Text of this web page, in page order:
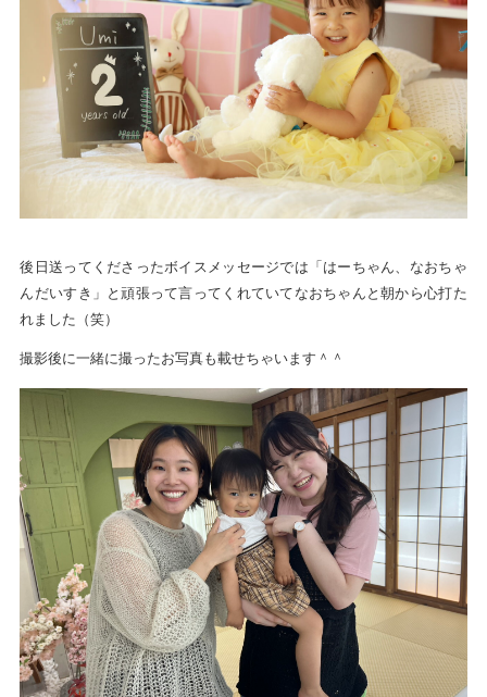
後日送ってくださったボイスメッセージでは「はーちゃん、なおちゃ
んだいすき」と頑張って言ってくれていてなおちゃんと朝から心打た
れました（笑）
撮影後に一緒に撮ったお写真も載せちゃいます＾＾